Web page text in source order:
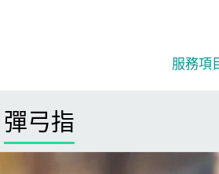
服務項
彈弓指